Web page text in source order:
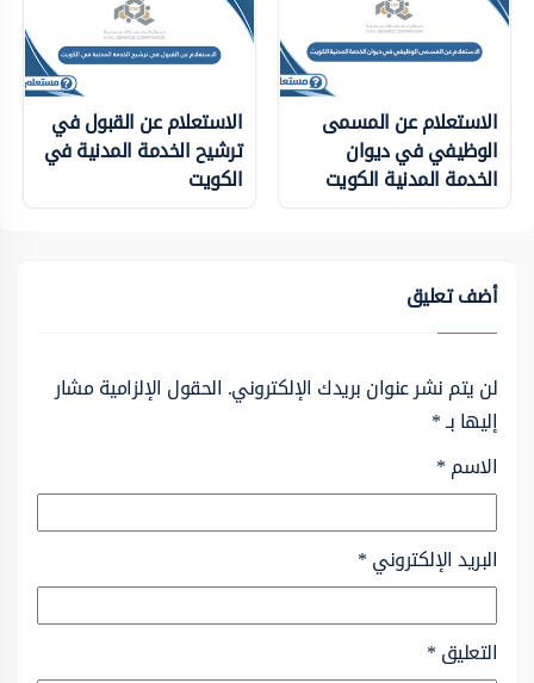
الاستعلام عن المسمى
الوظيفي في ديوان
الخدمة المدنية الكويت
الاستعلام عن القبول في
ترشيح الخدمة المدنية في
الكويت
أضف تعليق
لن يتم نشر عنوان بريدك الإلكتروني. الحقول الإلزامية مشار
إليها بـ*
الاسم*
البريد الإلكتروني*
التعليق*